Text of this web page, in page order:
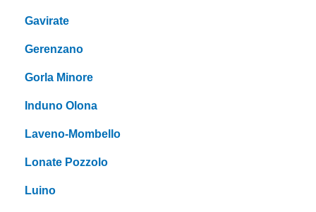
Gavirate
Gerenzano
Gorla Minore
Induno Olona
Laveno-Mombello
Lonate Pozzolo
Luino